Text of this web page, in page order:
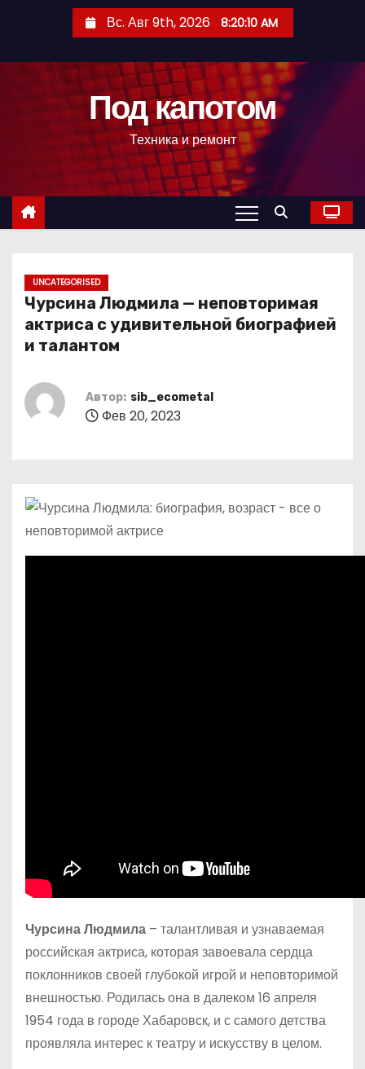
с
Вс. Авг 9th, 2026 8:20:11 AM
Под капотом
Техника и ремонт
UNCATEGORISED
Чурсина Людмила — неповторимая
актриса с удивительной биографией
и талантом
Автор: sib_ecometal
Фев 20, 2023
Чурсина Людмила – талантливая и узнаваемая
российская актриса, которая завоевала сердца
поклонников своей глубокой игрой и неповторимой
внешностью. Родилась она в далеком 16 апреля
1954 года в городе Хабаровск, и с самого детства
проявляла интерес к театру и искусству в целом.